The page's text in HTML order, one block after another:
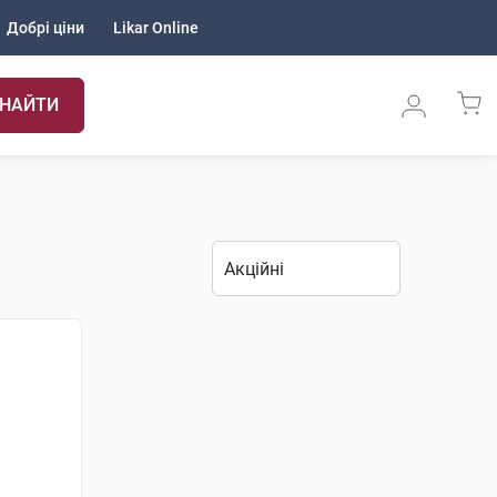
Добрі ціни Likar Online